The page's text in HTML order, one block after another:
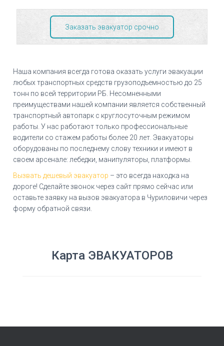
Заказать эвакуатор срочно
Наша компания всегда готова оказать услуги эвакуации
любых транспортных средств грузоподъемностью до 25
тонн по всей территории РБ. Несомненными
преимуществами нашей компании является собственный
транспортный автопарк с круглосуточным режимом
работы. У нас работают только профессиональные
водители со стажем работы более 20 лет. Эвакуаторы
оборудованы по последнему слову техники и имеют в
своем арсенале: лебедки, манипуляторы, платформы.
Вызвать дешевый эвакуатор – это всегда находка на
дороге! Сделайте звонок через сайт прямо сейчас или
оставьте заявку на вызов эвакуатора в Чуриловичи через
форму обратной связи.
Карта ЭВАКУАТОРОВ